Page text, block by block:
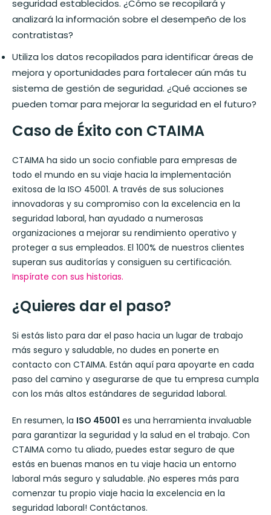
seguridad establecidos. ¿Cómo se recopilará y
analizará la información sobre el desempeño de los
contratistas?
Utiliza los datos recopilados para identificar áreas de
mejora y oportunidades para fortalecer aún más tu
sistema de gestión de seguridad. ¿Qué acciones se
pueden tomar para mejorar la seguridad en el futuro?
Caso de Éxito con CTAIMA
CTAIMA ha sido un socio confiable para empresas de
todo el mundo en su viaje hacia la implementación
exitosa de la ISO 45001. A través de sus soluciones
innovadoras y su compromiso con la excelencia en la
seguridad laboral, han ayudado a numerosas
organizaciones a mejorar su rendimiento operativo y
proteger a sus empleados. El 100% de nuestros clientes
superan sus auditorías y consiguen su certificación.
Inspírate con sus historias.
¿Quieres dar el paso?
Si estás listo para dar el paso hacia un lugar de trabajo
más seguro y saludable, no dudes en ponerte en
contacto con CTAIMA. Están aquí para apoyarte en cada
paso del camino y asegurarse de que tu empresa cumpla
con los más altos estándares de seguridad laboral.
En resumen, la ISO 45001 es una herramienta invaluable
para garantizar la seguridad y la salud en el trabajo. Con
CTAIMA como tu aliado, puedes estar seguro de que
estás en buenas manos en tu viaje hacia un entorno
laboral más seguro y saludable. ¡No esperes más para
comenzar tu propio viaje hacia la excelencia en la
seguridad laboral! Contáctanos.